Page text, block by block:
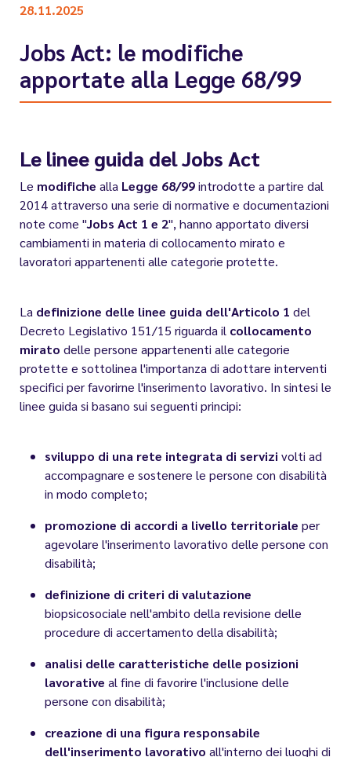
28.11.2025
Jobs Act: le modifiche
apportate alla Legge 68/99
Le linee guida del Jobs Act
Le modifiche alla Legge 68/99introdotte a partire dal
2014 attraverso una serie di normative e documentazioni
note come "Jobs Act 1 e 2", hanno apportato diversi
cambiamenti in materia di collocamento mirato e
lavoratori appartenenti alle categorie protette.
La definizione delle linee guida dell'Articolo 1 del
Decreto Legislativo 151/15 riguarda il collocamento
mirato delle persone appartenenti alle categorie
protette e sottolinea l'importanza di adottare interventi
specifici per favorirne l'inserimento lavorativo. In sintesi le
linee guida si basano sui seguenti principi:
sviluppo di una rete integrata di servizi volti ad
accompagnare e sostenere le persone con disabilità
in modo completo;
promozione di accordi a livello territoriale per
agevolare l'inserimento lavorativo delle persone con
disabilità;
definizione di criteri di valutazione
biopsicosociale nell'ambito della revisione delle
procedure di accertamento della disabilità;
analisi delle caratteristiche delle posizioni
lavorative al fine di favorire l'inclusione delle
persone con disabilità;
creazione di una figura responsabile
dell'inserimento lavorativo all'interno dei luoghi di